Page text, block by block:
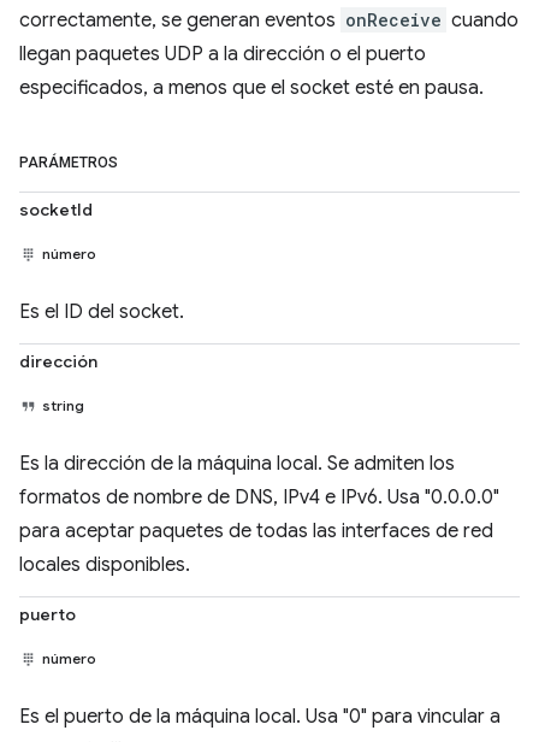
correctamente, se generan eventos onReceive cuando
llegan paquetes UDP a la dirección o el puerto
especificados, a menos que el socket esté en pausa.
PARÁMETROS
socketId
número
Es el ID del socket.
dirección
string
Es la dirección de la máquina local. Se admiten los
formatos de nombre de DNS, IPv4 e IPv6. Usa "0.0.0.0"
para aceptar paquetes de todas las interfaces de red
locales disponibles.
puerto
número
Es el puerto de la máquina local. Usa "0" para vincular a